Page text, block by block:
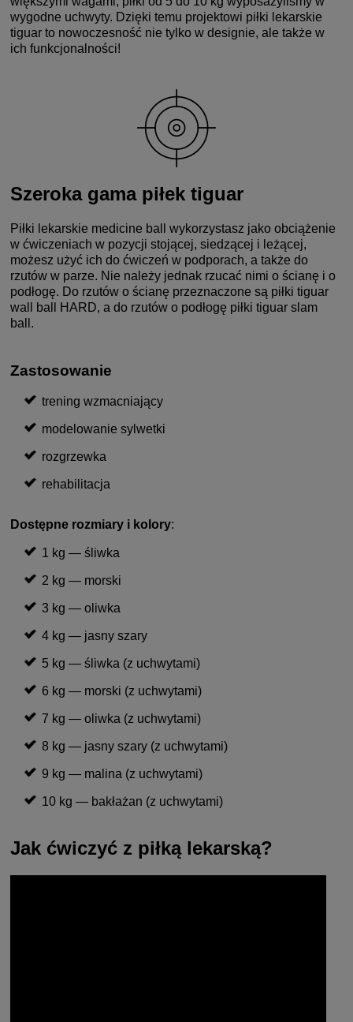
wygodne uchwyty. Dzięki temu projektowi piłki lekarskie
tiguar to nowoczesność nie tylko w designie, ale także w
ich funkcjonalności!
Szeroka gama piłek tiguar
Piłki lekarskie medicine ball wykorzystasz jako obciążenie
w ćwiczeniach w pozycji stojącej, siedzącej i leżącej,
możesz użyć ich do ćwiczeń w podporach, a także do
rzutów w parze. Nie należy jednak rzucać nimi o ścianę i o
podłogę. Do rzutów o ścianę przeznaczone są piłki tiguar
wall ball HARD, a do rzutów o podłogę piłki tiguar slam
ball.
Zastosowanie
trening wzmacniający
modelowanie sylwetki
rozgrzewka
rehabilitacja
Dostępne rozmiary i kolory:
1 kg — śliwka
2 kg — morski
3 kg — oliwka
4 kg — jasny szary
5 kg — śliwka (z uchwytami)
6 kg — morski (z uchwytami)
7 kg — oliwka (z uchwytami)
8 kg — jasny szary (z uchwytami)
9 kg — malina (z uchwytami)
10 kg — bakłażan (z uchwytami)
Jak ćwiczyć z piłką lekarską?